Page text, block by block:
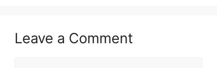
Leave a Comment